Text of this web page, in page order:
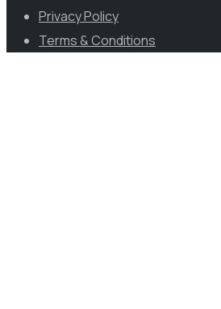
Privacy Policy
Terms & Conditions